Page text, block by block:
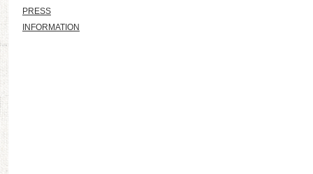
PRESS
INFORMATION